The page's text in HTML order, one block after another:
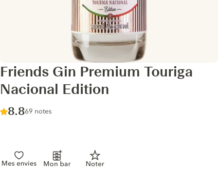
Friends Gin Premium Touriga
Nacional Edition
Score :
8.8/ 10
69 notes
Mes envies Mon bar Noter